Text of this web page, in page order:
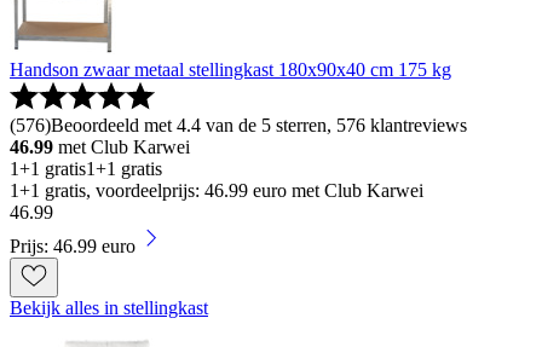
Handson zwaar metaal stellingkast 180x90x40 cm 175 kg
(576)Beoordeeld met 4.4 van de 5 sterren, 576 klantreviews
46.99 met Club Karwei
1+1 gratis1+1 gratis
1+1 gratis, voordeelprijs: 46.99 euro met Club Karwei
46.99
Prijs: 46.99 euro
Bekijk alles in stellingkast